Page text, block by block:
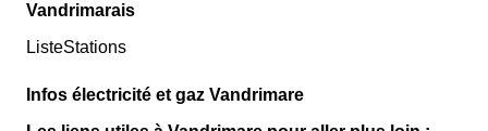
Vandrimarais
ListeStations
Infos électricité et gaz Vandrimare